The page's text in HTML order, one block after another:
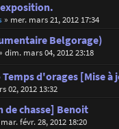
» mer. mars 21, 2012 17:34
Belgorage)
dim. mars 04, 2012 23:18
d'orages [Mise à
02, 2012 13:32
de chasse] Benoit
mar. févr. 28, 2012 18:20